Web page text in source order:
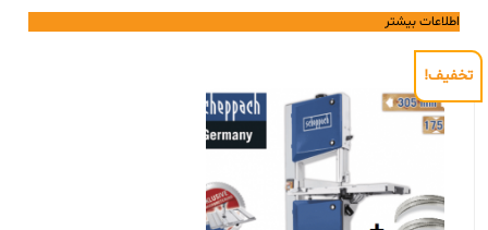
اطلاعات بیشتر
تخفیف!